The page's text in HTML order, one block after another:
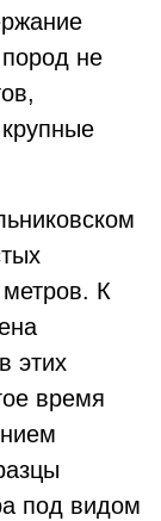
не
метров. К
этих
время
под видом